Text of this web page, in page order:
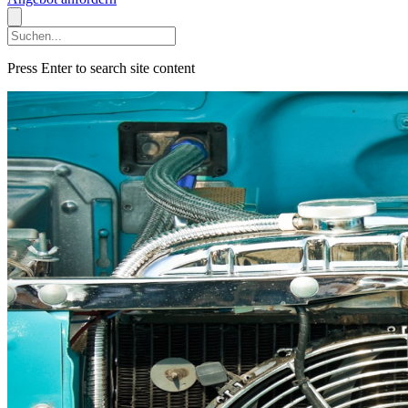
Press Enter to search site content